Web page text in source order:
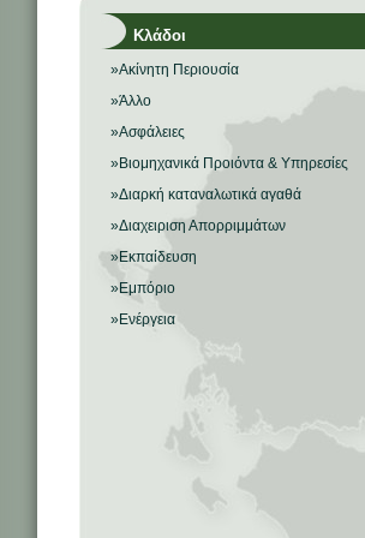
Κλάδοι
»Ακίνητη Περιουσία
»Άλλο
»Ασφάλειες
»Βιομηχανικά Προιόντα & Υπηρεσίες
»Διαρκή καταναλωτικά αγαθά
»Διαχειριση Απορριμμάτων
»Εκπαίδευση
»Εμπόριο
»Ενέργεια